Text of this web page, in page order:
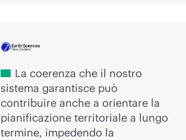
La coerenza che il nostro
sistema garantisce può
contribuire anche a orientare la
pianificazione territoriale a lungo
termine, impedendo la